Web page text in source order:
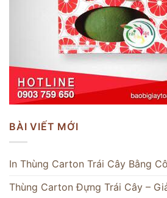
BÀI VIẾT MỚI
In Thùng Carton Trái Cây Bằng
Thùng Carton Đựng Trái Cây –